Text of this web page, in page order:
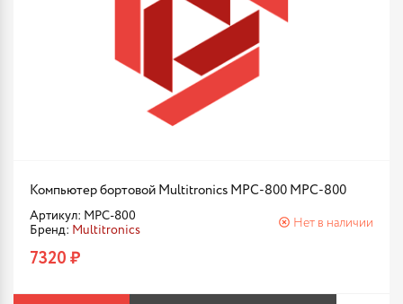
Компьютер бортовой Multitronics MPC-800 MPC-800
Артикул: MPC-800
Бренд: Multitronics
Нет в наличии
7320 ₽